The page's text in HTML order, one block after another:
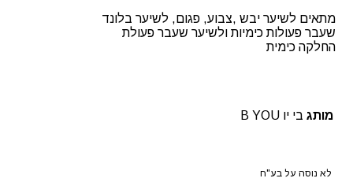
מתאים לשיער יבש ,צבוע, פגום, לשיער בלונד
שעבר פעולות כימיות ולשיער שעבר פעולת
החלקה כימית
מותג בי יו B YOU
לא נוסה על בע"ח